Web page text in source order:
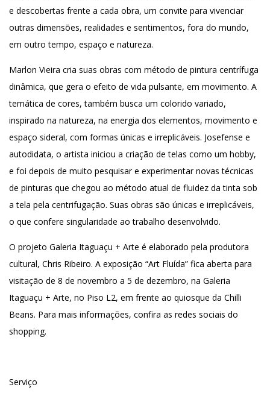
e descobertas frente a cada obra, um convite para vivenciar
outras dimensões, realidades e sentimentos, fora do mundo,
em outro tempo, espaço e natureza.
Marlon Vieira cria suas obras com método de pintura centrífuga
dinâmica, que gera o efeito de vida pulsante, em movimento. A
temática de cores, também busca um colorido variado,
inspirado na natureza, na energia dos elementos, movimento e
espaço sideral, com formas únicas e irreplicáveis. Josefense e
autodidata, o artista iniciou a criação de telas como um hobby,
e foi depois de muito pesquisar e experimentar novas técnicas
de pinturas que chegou ao método atual de fluidez da tinta sob
a tela pela centrifugação. Suas obras são únicas e irreplicáveis,
o que confere singularidade ao trabalho desenvolvido.
O projeto Galeria Itaguaçu + Arte é elaborado pela produtora
cultural, Chris Ribeiro. A exposição “Art Fluída” fica aberta para
visitação de 8 de novembro a 5 de dezembro, na Galeria
Itaguaçu + Arte, no Piso L2, em frente ao quiosque da Chilli
Beans. Para mais informações, confira as redes sociais do
shopping.
Serviço